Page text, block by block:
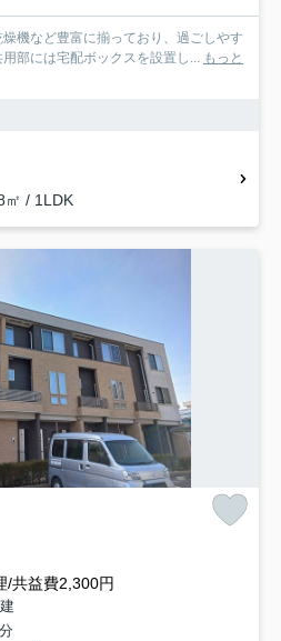
機など豊富に揃っており、過ごしやす
部には宅配ボックスを設置し... もっと
㎡ / 1LDK
/共益費2,300円